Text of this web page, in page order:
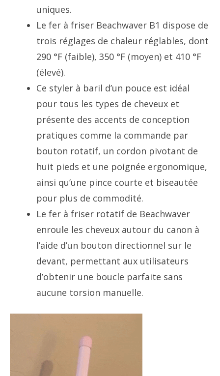
uniques.
Le fer à friser Beachwaver B1 dispose de
trois réglages de chaleur réglables, dont
290 °F (faible), 350 °F (moyen) et 410 °F
(élevé).
Ce styler à baril d’un pouce est idéal
pour tous les types de cheveux et
présente des accents de conception
pratiques comme la commande par
bouton rotatif, un cordon pivotant de
huit pieds et une poignée ergonomique,
ainsi qu’une pince courte et biseautée
pour plus de commodité.
Le fer à friser rotatif de Beachwaver
enroule les cheveux autour du canon à
l’aide d’un bouton directionnel sur le
devant, permettant aux utilisateurs
d’obtenir une boucle parfaite sans
aucune torsion manuelle.